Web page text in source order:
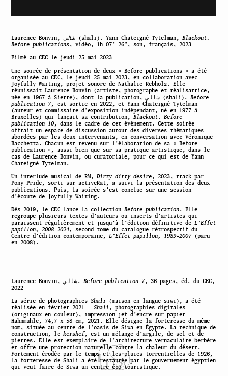
Laurence Bonvin, شالي (shali). Yann Chateigné Tytelman,Blackout.
Before publications, vidéo, 1h 07’ 26”, son, français, 2023
Filmé au CEC le jeudi 25 mai 2023
Une soirée de présentation de deux « Before publications » a été
organisée au CEC, le jeudi 25 mai 2023, en collaboration avec
Joyfully Waiting, projet sonore de Nathalie Rebholz. Elle
réunissait Laurence Bonvin (artiste, photographe et réalisatrice,
née en 1967 à Sierre), dont la publication, شالي (shali).Before
publication 7, est sortie en 2022, et Yann Chateigné Tytelman
(auteur et commissaire d’exposition indépendant, né en 1977 à
Bruxelles) qui lançait sa contribution,Blackout.Before
publication 10, dans le cadre de cet événement. Cette soirée
offrait un espace de discussion autour des diverses thématiques
abordées par les deux intervenants, en conversation avec Véronique
Bacchetta. Chacun est revenu sur l’élaboration de sa « Before
publication », aussi bien que sur sa pratique artistique, dans le
cas de Laurence Bonvin, ou curatoriale, pour ce qui est de Yann
Chateigné Tytelman.
Un interlude musical de RM,Dirty dirty desire, 2023, track par
Pony Pride, sorti sur activeRat, a suivi la présentation des deux
publications. Puis, la soirée s’est conclue sur une session
d’écoute de Joyfully Waiting.
Dès 2019, le CEC lance la collectionBefore publication. Elle
regroupe plusieurs textes d’auteurs ou inserts d’artistes qui
paraissent régulièrement et jusqu’à l’édition définitive de L’Effet
papillon, 2008–2024,second tome du catalogue rétrospectif du
Centre d’édition contemporaine, L’Effet papillon, 1989–2007(paru
en 2008).
Laurence Bonvin, شالي.Before publication 7, 36 pages, éd. du CEC,
2022
La série de photographiesShali (maison en langue siwi), a été
réalisée en février 2021 –Shali , photographies digitales
(originaux en couleur), impression jet d’encre sur papier
Hahnmühle, 74,7 x 58 cm, 2021. Elle désigne la forteresse du même
nom, située au centre de l’oasis de Siwa en Égypte. La technique de
construction, lekershef, est un mélange d’argile, de sel et de
pierres. Elle est exemplaire de l’architecture vernaculaire berbère
et offre une protection naturelle contre la chaleur du désert.
Fortement érodée par le temps et les pluies torrentielles de 1926,
la forteresse de Shali a été restaurée par le gouvernement égyptien
qui veut faire de Siwa un centre éco-touristique.